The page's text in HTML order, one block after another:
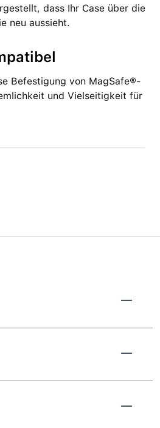
dass Ihr Case über die
neu aussieht.
Befestigung von MagSafe®-
und Vielseitigkeit für